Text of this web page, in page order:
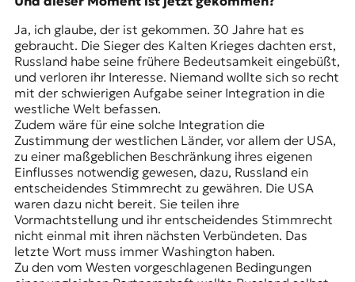
Ja, ich glaube, der ist gekommen. 30 Jahre hat es
gebraucht. Die Sieger des Kalten Krieges dachten erst,
Russland habe seine frühere Bedeutsamkeit eingebüßt,
und verloren ihr Interesse. Niemand wollte sich so recht
mit der schwierigen Aufgabe seiner Integration in die
westliche Welt befassen.
Zudem wäre für eine solche Integration die
Zustimmung der westlichen Länder, vor allem der USA,
zu einer maßgeblichen Beschränkung ihres eigenen
Einflusses notwendig gewesen, dazu, Russland ein
entscheidendes Stimmrecht zu gewähren. Die USA
waren dazu nicht bereit. Sie teilen ihre
Vormachtstellung und ihr entscheidendes Stimmrecht
nicht einmal mit ihren nächsten Verbündeten. Das
letzte Wort muss immer Washington haben.
Zu den vom Westen vorgeschlagenen Bedingungen